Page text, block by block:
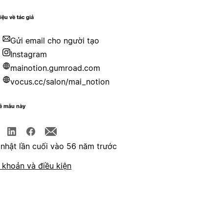
về tác giả
Gửi email cho người tạo
Instagram
mainotion.gumroad.com
vocus.cc/salon/mai_notion
mẫu này
lần cuối vào 56 năm trước
và điều kiện